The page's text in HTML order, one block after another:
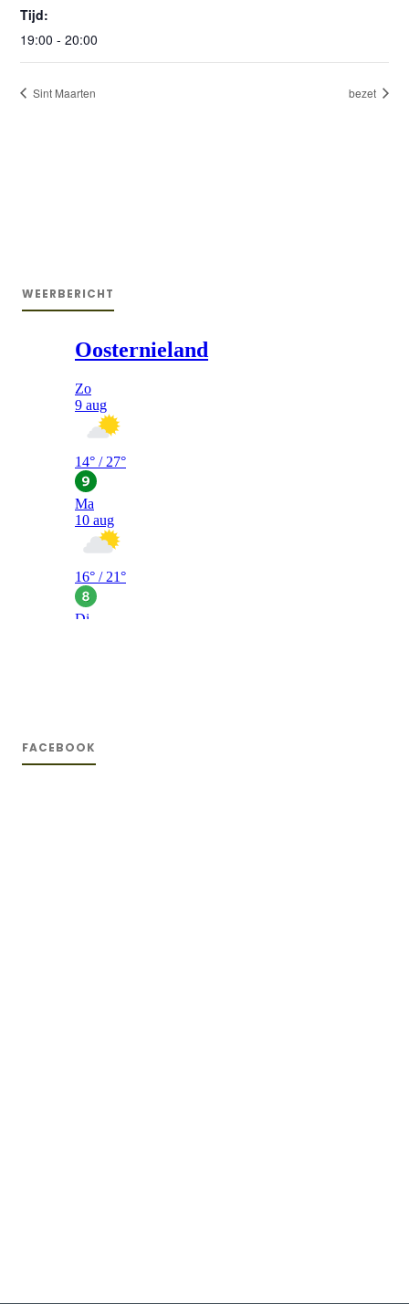
Tijd:
19:00 - 20:00
Sint Maarten bezet
WEERBERICHT
FACEBOOK